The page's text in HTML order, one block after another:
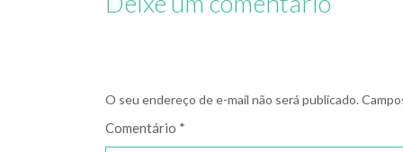
O seu endereço de e-mail não será publicado.
Comentário *